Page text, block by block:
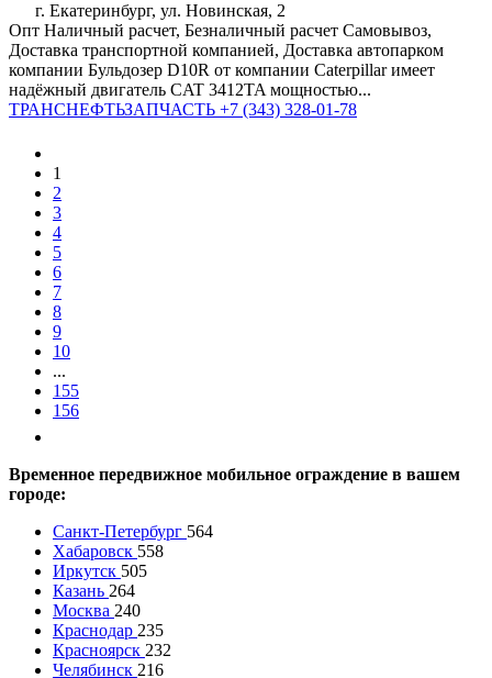
г. Екатеринбург, ул. Новинская, 2
Опт Наличный расчет, Безналичный расчет Самовывоз,
Доставка транспортной компанией, Доставка автопарком
компании Бульдозер D10R от компании Caterpillar имеет
надёжный двигатель CAT 3412TA мощностью...
ТРАНСНЕФТЬЗАПЧАСТЬ +7 (343) 328-01-78
1
2
3
4
5
6
7
8
9
10
...
155
156
Временное передвижное мобильное ограждение в вашем
городе:
Санкт-Петербург 564
Хабаровск 558
Иркутск 505
Казань 264
Москва 240
Краснодар 235
Красноярск 232
Челябинск 216